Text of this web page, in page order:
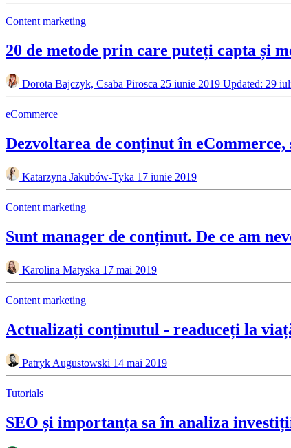
Content marketing
20 de metode prin care puteți capta și
Dorota Bajczyk, Csaba Pirosca 25 iunie 2019 Updated: 29
eCommerce
Dezvoltarea de conținut în
Katarzyna Jakubów-Tyka 17 iunie 2019
Content marketing
Sunt manager de conținut. De ce am
Karolina Matyska 17 mai 2019
Content marketing
Actualizați conținutul - readuceți la
Patryk Augustowski 14 mai 2019
Tutorials
SEO și importanța sa în analiza